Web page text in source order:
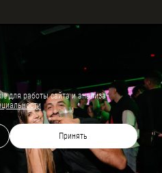
для работы сайта и анализа
Принять